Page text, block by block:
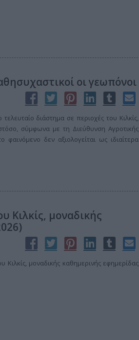
οι γεωπόνοι
διάστημα σε περιοχές του Κιλκίς,
σύμφωνα με τη Διεύθυνση Αγροτικής
φαινόμενο δεν αξιολογείται ως ιδιαίτερα
Κιλκίς, μοναδικής
μοναδικής καθημερινής εφημερίδας